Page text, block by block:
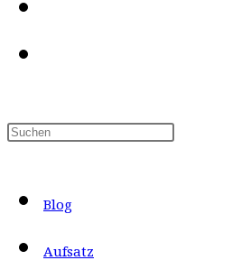
Blog
Aufsatz